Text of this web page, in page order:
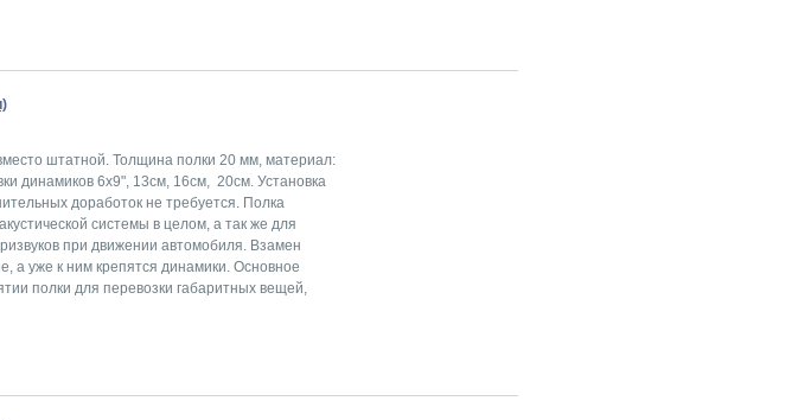
штатной. Толщина полки 20 мм, материал:
динамиков 6x9", 13см, 16см, 20см. Установка
доработок не требуется. Полка
системы в целом, а так же для
при движении автомобиля. Взамен
а уже к ним крепятся динамики. Основное
полки для перевозки габаритных вещей,